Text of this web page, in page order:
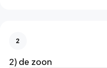
2
2) de zoon